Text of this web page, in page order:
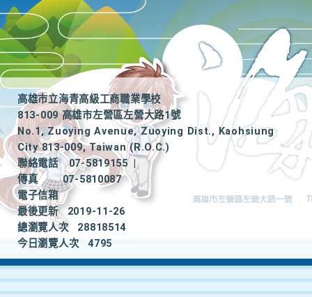
高雄市立海青高級工商職業學校
813-009 高雄市左營區左營大路1號
No.1, Zuoying Avenue, Zuoying Dist., Kaohsiung
City 813-009, Taiwan (R.O.C.)
聯絡電話
07-5819155
|
傳真
07-5810087
電子信箱
最後更新
2019-11-26
總瀏覽人次
28818514
今日瀏覽人次
4795